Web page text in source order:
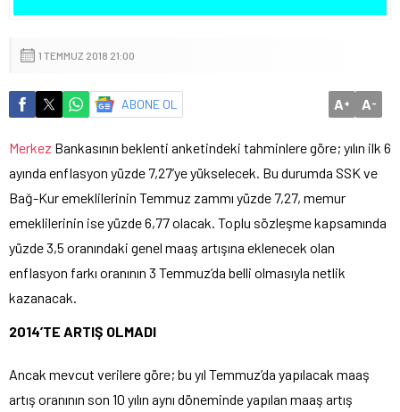
1 TEMMUZ 2018 21:00
ABONE OL A+ A-
Merkez Bankasının beklenti anketindeki tahminlere göre; yılın ilk 6
ayında enflasyon yüzde 7,27’ye yükselecek. Bu durumda SSK ve
Bağ-Kur emeklilerinin Temmuz zammı yüzde 7,27, memur
emeklilerinin ise yüzde 6,77 olacak. Toplu sözleşme kapsamında
yüzde 3,5 oranındaki genel maaş artışına eklenecek olan
enflasyon farkı oranının 3 Temmuz’da belli olmasıyla netlik
kazanacak.
2014’TE ARTIŞ OLMADI
Ancak mevcut verilere göre; bu yıl Temmuz’da yapılacak maaş
artış oranının son 10 yılın aynı döneminde yapılan maaş artış